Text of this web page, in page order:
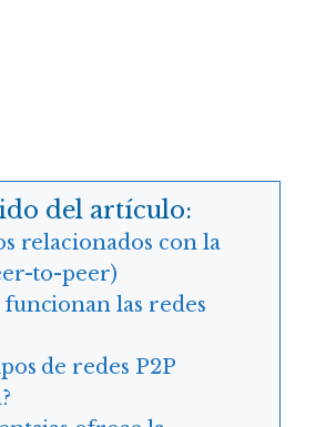
del artículo:
relacionados con la
to-peer)
funcionan las redes
de redes P2P